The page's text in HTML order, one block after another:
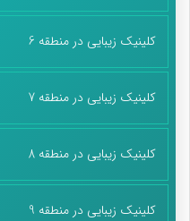
کلینیک زیبایی در منطقه 6
کلینیک زیبایی در منطقه 7
کلینیک زیبایی در منطقه 8
کلینیک زیبایی در منطقه 9